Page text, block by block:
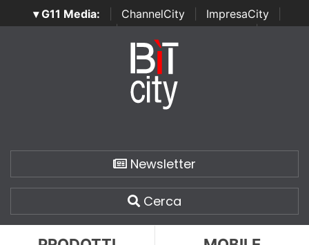
▾ G11 Media: ChannelCity ImpresaCity
SecurityOpenLab | Italian Channel Awards | Italian
Italian Security Awards
Newsletter
Cerca